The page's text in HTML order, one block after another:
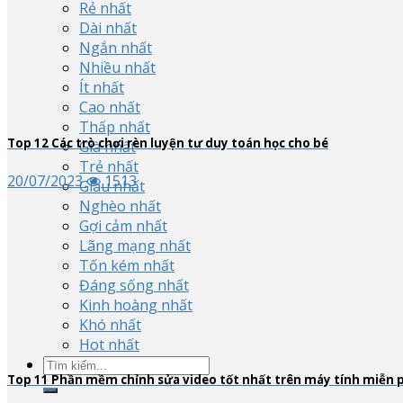
Rẻ nhất
Dài nhất
Ngắn nhất
Nhiều nhất
Ít nhất
Cao nhất
Thấp nhất
Già nhất
Trẻ nhất
Giàu nhất
Nghèo nhất
Gợi cảm nhất
Lãng mạng nhất
Tốn kém nhất
Đáng sống nhất
Kinh hoàng nhất
Khó nhất
Hot nhất
Top 12 Các trò chơi rèn luyện tư duy toán học cho bé
20/07/2023 1513
Top 11Phần mềm chỉnh sửa video tốt nhất trên máy tính miễn